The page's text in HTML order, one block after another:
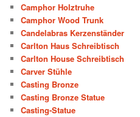
Camphor Holztruhe
Camphor Wood Trunk
Candelabras Kerzenständer
Carlton Haus Schreibtisch
Carlton House Schreibtisch
Carver Stühle
Casting Bronze
Casting Bronze Statue
Casting-Statue